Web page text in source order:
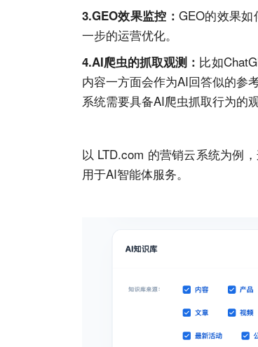
3.GEO效果监控：GEO的效果
一步的运营优化。
4.AI爬虫的抓取观测： 比如
内容一方面会作为AI回答似的参
系统需要具备AI爬虫抓取行为的
以 LTD.com 的营销云系统为例
用于AI智能体服务。